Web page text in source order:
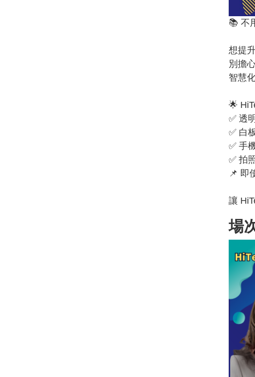
📚 不
想提
別擔
智慧
🌟
✅ 透
✅ 白
✅ 手
✅ 拍
📌 即
讓
場